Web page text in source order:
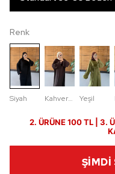
Renk
Siyah Kahverengi Yeşil
2. ÜRÜNE 100 TL | 3.
ŞİMDİ